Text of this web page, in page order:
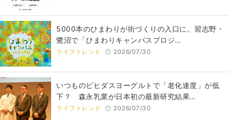
5000本のひまわりが街づくりの入口に。習志野・
鷺沼で「ひまわりキャンパスプロジ…
ライフトレンド 2026/07/30
いつものビヒダスヨーグルトで「老化速度」が低
下？ 森永乳業が日本初の最新研究結果…
ライフトレンド 2026/07/30